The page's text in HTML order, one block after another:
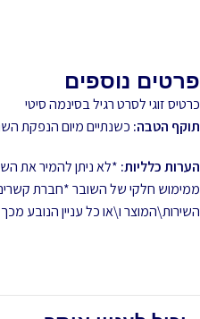
פרטים נוספים
כרטיס זוגי לסרט רגיל בסינמה סיטי
תוקף הטבה: כשנתיים מיום הנפקת
הערות כלליות: *לא ניתן להמיר את
ממימוש חלקי של השובר *חברת קשרים
השירות\המוצר ו\או כל עניין